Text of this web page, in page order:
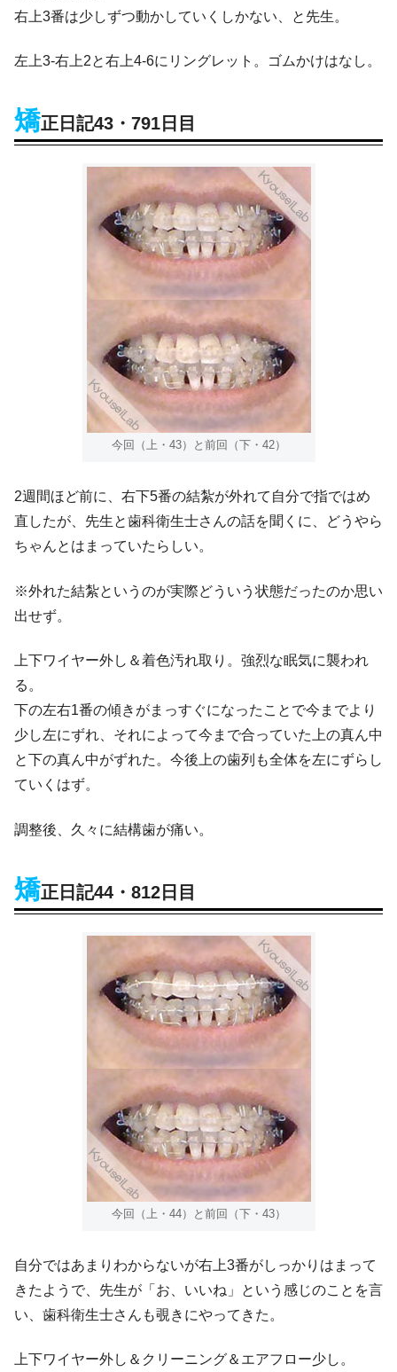
右上3番は少しずつ動かしていくしかない、と先生。
左上3-右上2と右上4-6にリングレット。ゴムかけはなし。
矯正日記43・791日目
今回（上・43）と前回（下・42）
2週間ほど前に、右下5番の結紮が外れて自分で指ではめ
直したが、先生と歯科衛生士さんの話を聞くに、どうやら
ちゃんとはまっていたらしい。
※外れた結紮というのが実際どういう状態だったのか思い
出せず。
上下ワイヤー外し＆着色汚れ取り。強烈な眠気に襲われ
る。
下の左右1番の傾きがまっすぐになったことで今までより
少し左にずれ、それによって今まで合っていた上の真ん中
と下の真ん中がずれた。今後上の歯列も全体を左にずらし
ていくはず。
調整後、久々に結構歯が痛い。
矯正日記44・812日目
今回（上・44）と前回（下・43）
自分ではあまりわからないが右上3番がしっかりはまって
きたようで、先生が「お、いいね」という感じのことを言
い、歯科衛生士さんも覗きにやってきた。
上下ワイヤー外し＆クリーニング＆エアフロー少し。